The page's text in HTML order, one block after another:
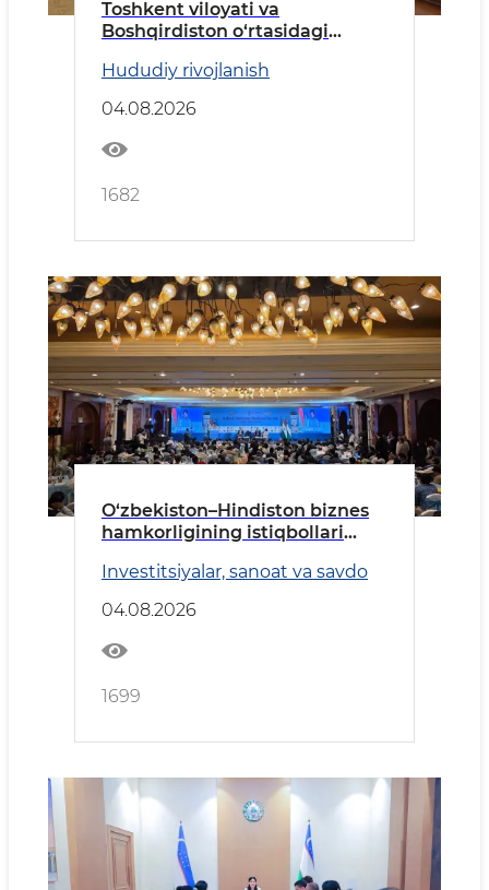
Toshkent viloyati va
Boshqirdiston o‘rtasidagi
yo‘nalishlari muhokama qilindi
Hududiy rivojlanish
04.08.2026
1682
O‘zbekiston–Hindiston biznes
hamkorligining istiqbollari
Investitsiyalar, sanoat va savdo
04.08.2026
1699